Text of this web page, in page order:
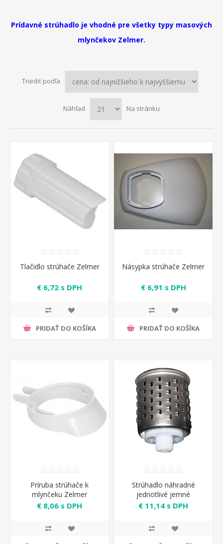
Prídavné strúhadlo je vhodné pre všetky typy masových
mlynčekov Zelmer.
Triediť podľa
Náhľad Na stránku
Tlačidlo strúhače Zelmer
€ 6,72 s DPH
PRIDAŤ DO KOŠÍKA
Násypka strúhače Zelmer
€ 6,91 s DPH
PRIDAŤ DO KOŠÍKA
Príruba strúhače k
mlynčeku Zelmer
€ 8,06 s DPH
Strúhadlo náhradné
jednotlivé jemné
€ 11,14 s DPH